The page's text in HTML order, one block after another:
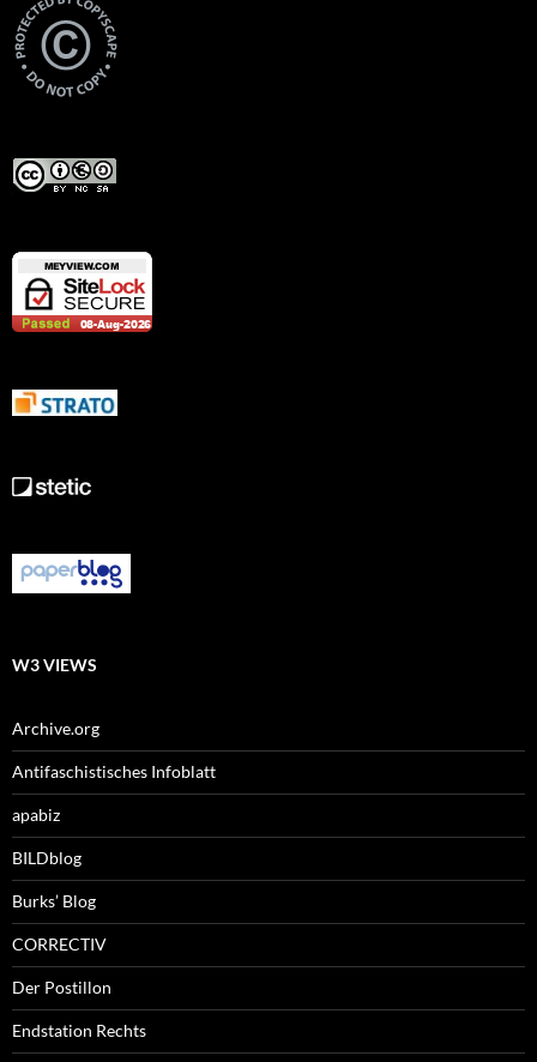
W3 VIEWS
Archive.org
Antifaschistisches Infoblatt
apabiz
BILDblog
Burks’ Blog
CORRECTIV
Der Postillon
Endstation Rechts